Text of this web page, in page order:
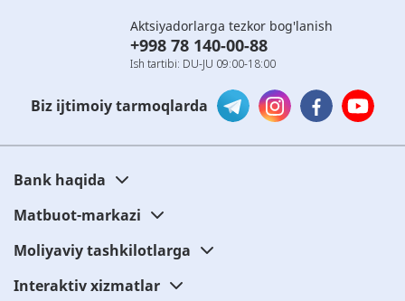
Aktsiyadorlarga tezkor bog'lanish
+998 78 140-00-88
Ish tartibi: DU-JU 09:00-18:00
Biz ijtimoiy tarmoqlarda
Bank haqida
Matbuot-markazi
Moliyaviy tashkilotlarga
Interaktiv xizmatlar